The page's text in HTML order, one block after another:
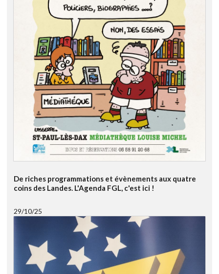
De riches programmations et évènements aux quatre
coins des Landes. L'Agenda FGL, c'est ici !
29/10/25